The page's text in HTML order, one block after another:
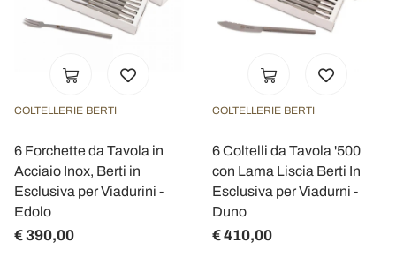
COLTELLERIE BERTI
6 Forchette da Tavola in
Acciaio Inox, Berti in
Esclusiva per Viadurini -
Edolo
€ 390,00
COLTELLERIE BERTI
6 Coltelli da Tavola '500
con Lama Liscia Berti In
Esclusiva per Viadurni -
Duno
€ 410,00